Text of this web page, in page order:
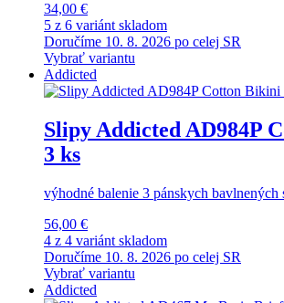
34,00 €
5 z 6 variánt skladom
Doručíme 10. 8. 2026 po celej SR
Vybrať variantu
Addicted
Slipy Addicted AD984P
3 ks
výhodné balenie 3 pánskych bavlnených
56,00 €
4 z 4 variánt skladom
Doručíme 10. 8. 2026 po celej SR
Vybrať variantu
Addicted